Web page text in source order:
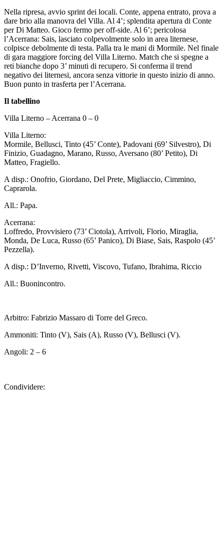
Nella ripresa, avvio sprint dei locali. Conte, appena entrato, prova a
dare brio alla manovra del Villa. Al 4’; splendita apertura di Conte
per Di Matteo. Gioco fermo per off-side. Al 6’; pericolosa
l’Acerrana: Sais, lasciato colpevolmente solo in area liternese,
colpisce debolmente di testa. Palla tra le mani di Mormile. Nel finale
di gara maggiore forcing del Villa Literno. Match che si spegne a
reti bianche dopo 3’ minuti di recupero. Si conferma il trend
negativo dei liternesi, ancora senza vittorie in questo inizio di anno.
Buon punto in trasferta per l’Acerrana.
Il tabellino
Villa Literno – Acerrana 0 – 0
Villa Literno:
Mormile, Bellusci, Tinto (45’ Conte), Padovani (69’ Silvestro), Di
Finizio, Guadagno, Marano, Russo, Aversano (80’ Petito), Di
Matteo, Fragiello.
A disp.: Onofrio, Giordano, Del Prete, Migliaccio, Cimmino,
Caprarola.
All.: Papa.
Acerrana:
Loffredo, Provvisiero (73’ Ciotola), Arrivoli, Florio, Miraglia,
Monda, De Luca, Russo (65’ Panico), Di Biase, Sais, Raspolo (45’
Pezzella).
A disp.: D’Inverno, Rivetti, Viscovo, Tufano, Ibrahima, Riccio
All.: Buonincontro.
Arbitro: Fabrizio Massaro di Torre del Greco.
Ammoniti: Tinto (V), Sais (A), Russo (V), Bellusci (V).
Angoli: 2 – 6
Condividere: